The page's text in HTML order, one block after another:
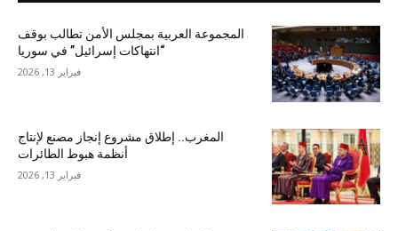
المجموعة العربية بمجلس الأمن تطالب بوقف
“انتهاكات إسرائيل” في سوريا
فبراير 13, 2026
المغرب.. إطلاق مشروع إنجاز مصنع لإنتاج
أنظمة هبوط الطائرات
فبراير 13, 2026